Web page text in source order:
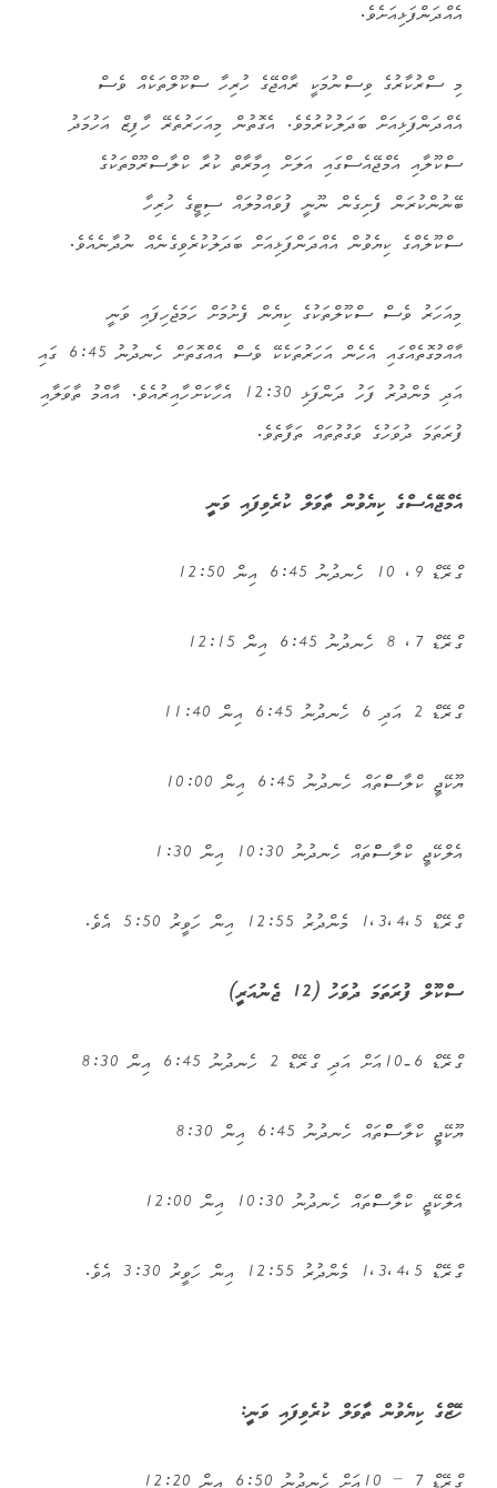
އެއްދަންފަޅިއަށެވެ.
މި ސްރުކާރުގެ ވިސްނުމަކީ ރާއްޖޭގެ ހުރިހާ ސްކޫލްތަކެއް ވެސް
އެއްދަންފަޅިއަށް ބަދަލުކުރުމެވެ. އެގޮތުން މިއަހަރުތެރޭ ހާފިޒް އަހުމަދު
ސްކޫލާއި އެމްޖޭއެސްގައި އަލަށް އިމާރާތް ކުރާ ކްލާސްރޫމްތަކުގެ
ބޭނުންކުރަން ފެށިގެން ނޫނީ ފުވައްމުލައް ސިޓީގެ ހުރިހާ
ސްކޫލެއްގެ ކިޔެވުން އެއްދަންފަޅިއަށް ބަދަލުކުރެވިގެނެއް ނުދާނެއެވެ.
މިއަހަރު ވެސް ސްކޫލްތަކުގެ ކިޔެން ފެށުމަށް ހަމަޖެހިފައި ވަނީ
އާއްމުގޮތެއްގައި އެހެން އަހަރުތަކެކޭ ވެސް އެއްގޮތަށް ހެނދުނު 6:45 ގައި
އަދި މެންދުރު ފަހު ދަންފަޅި 12:30 އެހާކަށްހާއިރުއެވެ. އާއްމު ތާވަލާއި
ފުރަތަމަ ދުވަހުގެ ވަގުތުތައް ތަފާތެވެ.
އެމްޖޭއެސްގެ ކިޔެވުން ތާވަލް ކުރެވިފައި ވަނީ
ގްރޭޑް 9، 10 ހެނދުނު 6:45 އިން 12:50
ގްރޭޑް 7، 8 ހެނދުނު 6:45 އިން 12:15
ގްރޭޑް 2 އަދި 6 ހެނދުނު 6:45 އިން 11:40
ޔޫކޭޖީ ކްލާސްްތައް ހެނދުނު 6:45 އިން 10:00
އެލްކޭޖީ ކްލާސްްތައް ހެނދުނު 10:30 އިން 1:30
ގްރޭޑް 1،3،4،5 މެންދުރު 12:55 އިން ހަވީރު 5:50 އެވެ.
ސްކޫލް ފުރަތަމަ ދުވަހު (12 ޖެނުއަރީ)
ގްރޭޑް 6-10އަށް އަދި ގްރޭޑް 2 ހެނދުނު 6:45 އިން 8:30
ޔޫކޭޖީ ކްލާސްްތައް ހެނދުނު 6:45 އިން 8:30
އެލްކޭޖީ ކްލާސްްތައް ހެނދުނު 10:30 އިން 12:00
ގްރޭޑް 1،3،4،5 މެންދުރު 12:55 އިން ހަވީރު 3:30 އެވެ.
ހޭޒްގެ ކިޔެވުން ތާވަލް ކުރެވިފައި ވަނީ: